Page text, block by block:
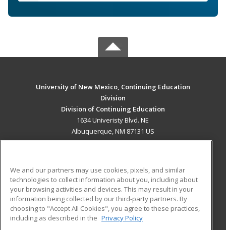
University of New Mexico, Continuing Education
Division
Division of Continuing Education
1634 Univeristy Blvd. NE
Albuquerque, NM 87131 US
ADDITIONAL RESOURCES
Military
Financial Assistance
Help
Student Blog
We and our partners may use cookies, pixels, and similar
technologies to collect information about you, including about
your browsing activities and devices. This may result in your
information being collected by our third-party partners. By
choosing to "Accept All Cookies", you agree to these practices,
including as described in the Privacy Policy